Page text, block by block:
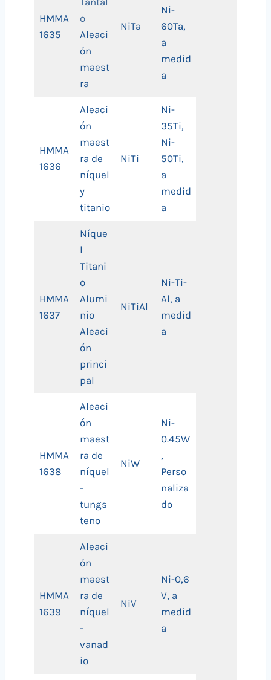
HMMA
1635
o
Aleaci
ón
maest
ra
NiTa
Ni-
60Ta,
a
medid
a
HMMA
1636
Aleaci
ón
maest
ra de
níquel
y
titanio
NiTi
Ni-
35Ti,
Ni-
50Ti,
a
medid
a
HMMA
1637
Níque
l
Titani
o
Alumi
nio
Aleaci
ón
princi
pal
NiTiAl
Ni-Ti-
Al, a
medid
a
HMMA
1638
Aleaci
ón
maest
ra de
níquel
-
tungs
teno
NiW
Ni-
0.45W
,
Perso
naliza
do
HMMA
1639
Aleaci
ón
maest
ra de
níquel
-
vanad
io
NiV
Ni-0,6
V, a
medid
a